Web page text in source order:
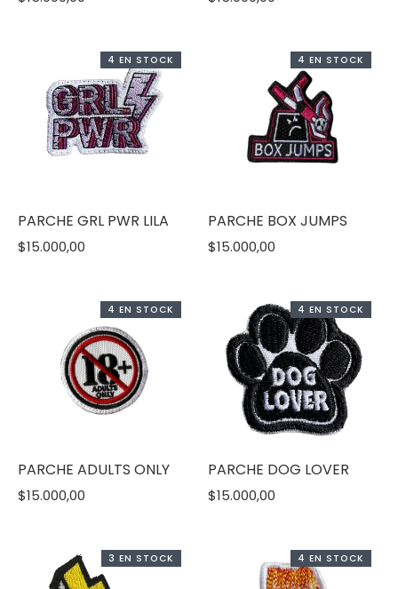
4 EN STOCK
PARCHE GRL PWR LILA
$15.000,00
4 EN STOCK
PARCHE BOX JUMPS
$15.000,00
4 EN STOCK
PARCHE ADULTS ONLY
$15.000,00
4 EN STOCK
PARCHE DOG LOVER
$15.000,00
3 EN STOCK 4 EN STOCK